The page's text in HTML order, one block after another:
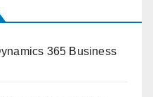
365 Business